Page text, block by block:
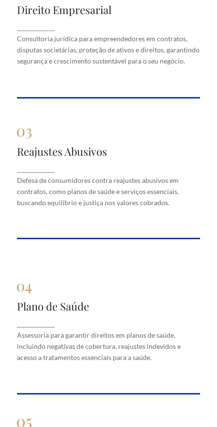
Direito Empresarial
Consultoria jurídica para empreendedores em contratos,
disputas societárias, proteção de ativos e direitos, garantindo
segurança e crescimento sustentável para o seu negócio.
Direito Empresarial
contratos, disputas societárias, proteção de ativos
e direitos, garantindo segurança e crescimento
sustentável para o seu negócio.
Reajustes Abusivos
Defesa de consumidores contra reajustes abusivos em
contratos, como planos de saúde e serviços essenciais,
buscando equilíbrio e justiça nos valores cobrados.
Reajustes Abusivos
em contratos, como planos de saúde e serviços
essenciais, buscando equilíbrio e justiça nos valores
cobrados.
Plano de Saúde
Assessoria para garantir direitos em planos de saúde,
incluindo negativas de cobertura, reajustes indevidos e
acesso a tratamentos essenciais para a saúde.
Plano de Saúde
saúde, incluindo negativas de cobertura, reajustes
indevidos e acesso a tratamentos essenciais para a
saúde.